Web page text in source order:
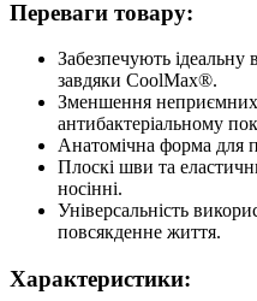
Переваги товару:
Забезпечують ідеальну
завдяки CoolMax®.
Зменшення неприємних
антибактеріальному
Анатомічна форма для
Плоскі шви та
носінні.
Універсальність
повсякденне життя.
Характеристики: